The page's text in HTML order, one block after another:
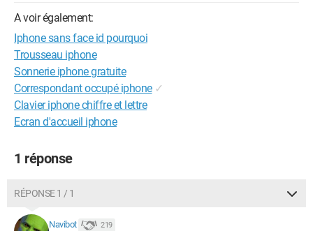
A voir également:
Iphone sans face id pourquoi
Trousseau iphone
Sonnerie iphone gratuite
Correspondant occupé iphone ✓
Clavier iphone chiffre et lettre
Ecran d'accueil iphone
1 réponse
RÉPONSE 1 / 1
Navibot 219